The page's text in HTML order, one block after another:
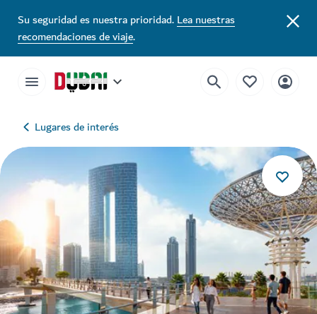
Su seguridad es nuestra prioridad.Lea nuestras
recomendaciones de viaje.
Lugares de interés